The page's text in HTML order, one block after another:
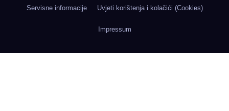
Servisne informacije Uvjeti korištenja i kolačići (Cookies)
Impressum